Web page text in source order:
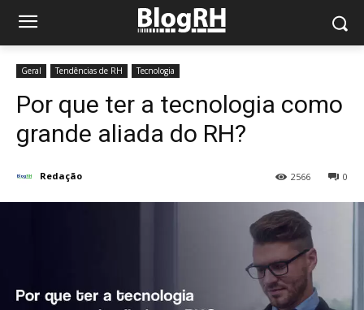
Geral Tendências de RH Tecnologia
Por que ter a tecnologia como
grande aliada do RH?
Redação 0
2566